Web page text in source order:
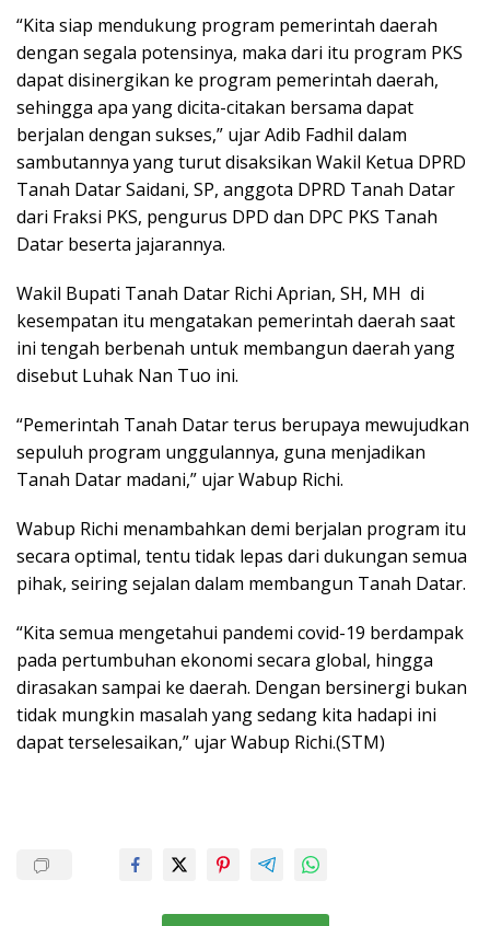
“Kita siap mendukung program pemerintah daerah
dengan segala potensinya, maka dari itu program PKS
dapat disinergikan ke program pemerintah daerah,
sehingga apa yang dicita-citakan bersama dapat
berjalan dengan sukses,” ujar Adib Fadhil dalam
sambutannya yang turut disaksikan Wakil Ketua DPRD
Tanah Datar Saidani, SP, anggota DPRD Tanah Datar
dari Fraksi PKS, pengurus DPD dan DPC PKS Tanah
Datar beserta jajarannya.
Wakil Bupati Tanah Datar Richi Aprian, SH, MH di
kesempatan itu mengatakan pemerintah daerah saat
ini tengah berbenah untuk membangun daerah yang
disebut Luhak Nan Tuo ini.
“Pemerintah Tanah Datar terus berupaya mewujudkan
sepuluh program unggulannya, guna menjadikan
Tanah Datar madani,” ujar Wabup Richi.
Wabup Richi menambahkan demi berjalan program itu
secara optimal, tentu tidak lepas dari dukungan semua
pihak, seiring sejalan dalam membangun Tanah Datar.
“Kita semua mengetahui pandemi covid-19 berdampak
pada pertumbuhan ekonomi secara global, hingga
dirasakan sampai ke daerah. Dengan bersinergi bukan
tidak mungkin masalah yang sedang kita hadapi ini
dapat terselesaikan,” ujar Wabup Richi.(STM)